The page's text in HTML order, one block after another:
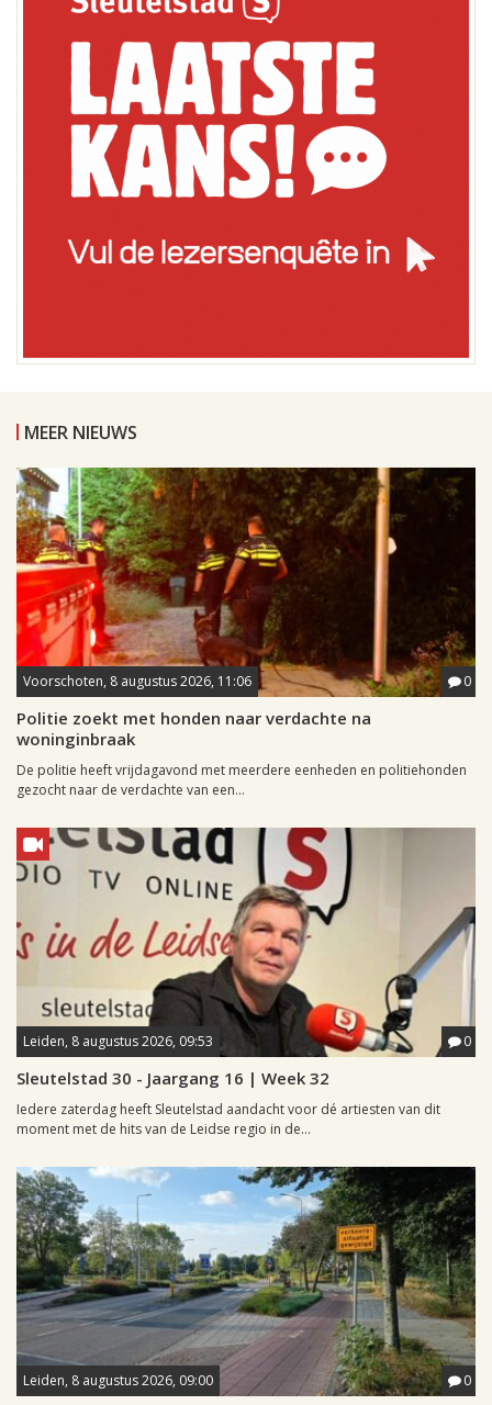
MEER NIEUWS
Voorschoten, 8 augustus 2026, 11:06 0
Politie zoekt met honden naar verdachte na
woninginbraak
De politie heeft vrijdagavond met meerdere eenheden en politiehonden
gezocht naar de verdachte van een...
Leiden, 8 augustus 2026, 09:53 0
Sleutelstad 30 - Jaargang 16 | Week 32
Iedere zaterdag heeft Sleutelstad aandacht voor dé artiesten van dit
moment met de hits van de Leidse regio in de...
Leiden, 8 augustus 2026, 09:00 0